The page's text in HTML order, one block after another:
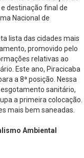
destinação final de
Nacional de
lista das cidades mais
promovido pelo
relativas ao
Este ano, Piracicaba
a 8ª posição. Nessa
sanitário,
a primeira colocação.
mais bem saneadas.
Ambiental